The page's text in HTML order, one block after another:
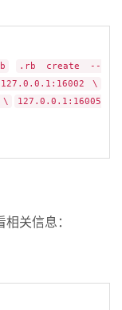
.rb create --
127.0.0.1:16002 \
\
127.0.0.1:16005
关信息：